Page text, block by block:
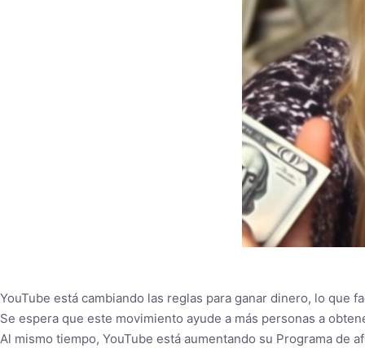
YouTube está cambiando las reglas para ganar dinero, lo que
Se espera que este movimiento ayude a más personas a
Al mismo tiempo, YouTube está aumentando su Programa de